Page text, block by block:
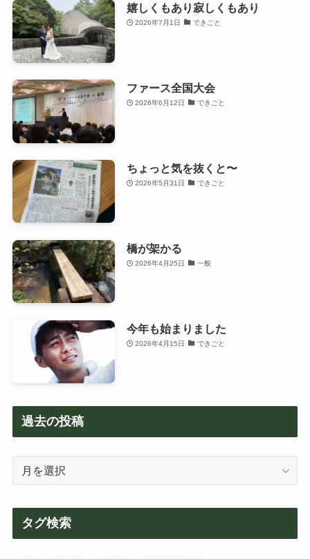
嬉しくもあり寂しくもあり
2026年7月1日 できごと
ファース全国大会
2026年6月12日 できごと
ちょっと気を抜くと〜
2026年5月31日 できごと
橋が架かる
2026年4月25日 一般
今年も始まりました
2026年4月15日 できごと
過去の投稿
タグ検索